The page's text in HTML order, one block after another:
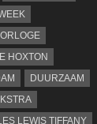
HOXTON
DUURZAAM
LEWIS TIFFANY